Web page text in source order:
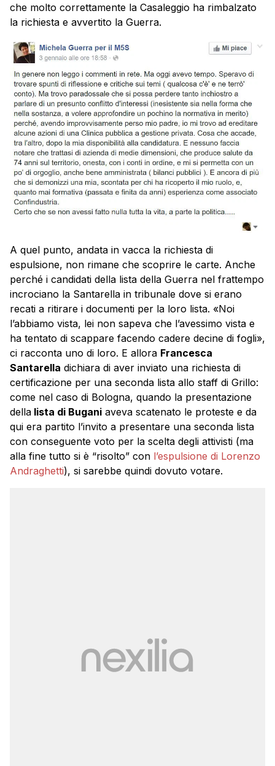
che molto correttamente la Casaleggio ha rimbalzato
la richiesta e avvertito la Guerra.
A quel punto, andata in vacca la richiesta di
espulsione, non rimane che scoprire le carte. Anche
perché i candidati della lista della Guerra nel frattempo
incrociano la Santarella in tribunale dove si erano
recati a ritirare i documenti per la loro lista. «Noi
l’abbiamo vista, lei non sapeva che l’avessimo vista e
ha tentato di scappare facendo cadere decine di fogli»,
ci racconta uno di loro. E allora Francesca
Santarella dichiara di aver inviato una richiesta di
certificazione per una seconda lista allo staff di Grillo:
come nel caso di Bologna, quando la presentazione
della lista di Bugani aveva scatenato le proteste e da
qui era partito l’invito a presentare una seconda lista
con conseguente voto per la scelta degli attivisti (ma
alla fine tutto si è “risolto” con l’espulsione di Lorenzo
Andraghetti), si sarebbe quindi dovuto votare.